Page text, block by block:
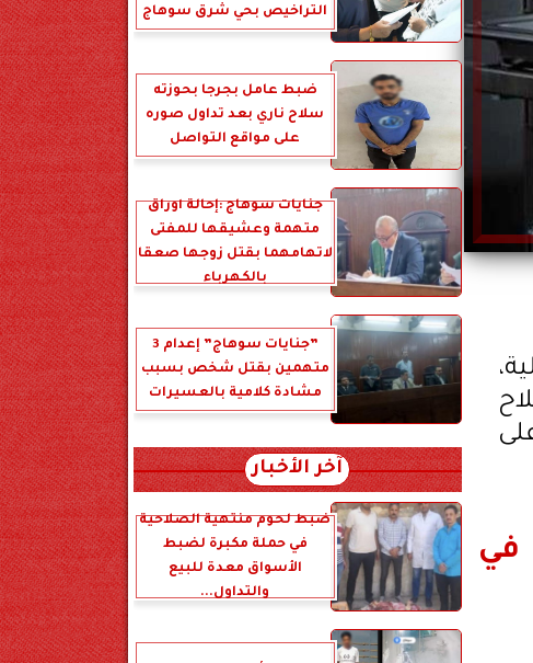
في
التراخيص بحي شرق سوهاج
ضبط عامل بجرجا بحوزته
سلاح ناري بعد تداول صوره
على مواقع التواصل
جنايات سوهاج :إحالة أوراق
متهمة وعشيقها للمفتى
لاتهامهما بقتل زوجها صعقا
بالكهرباء
”جنايات سوهاج” إعدام 3
متهمين بقتل شخص بسبب
مشادة كلامية بالعسيرات
آخر الأخبار
ضبط لحوم منتهية الصلاحية
في حملة مكبرة لضبط
الأسواق معدة للبيع
والتداول...